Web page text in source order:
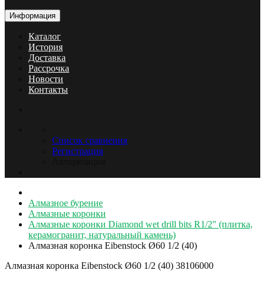
Информация
Каталог
История
Доставка
Рассрочка
Новости
Контакты
Список сравнения
Регистрация
Алмазное бурение
Алмазные коронки
Алмазные коронки Diamond wet drill bits R1/2" (плитка,
керамогранит, натуральный камень)
Алмазная коронка Eibenstock Ø60 1/2 (40)
Алмазная коронка Eibenstock Ø60 1/2 (40) 38106000